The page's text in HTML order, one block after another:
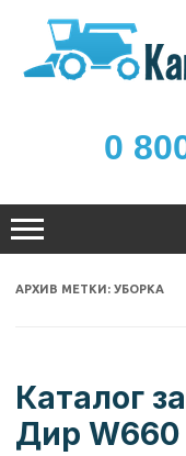
содержимому
0
АРХИВ МЕТКИ: УБОРКА
Каталог
Дир W660